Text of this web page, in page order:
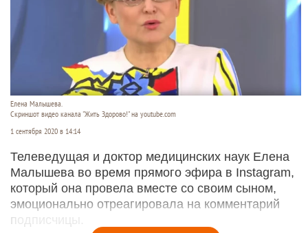
Елена Малышева.
Скриншот видео канала "Жить Здорово!" на youtube.com
1 сентября 2020 в 14:14
Телеведущая и доктор медицинских наук Елена
Малышева во время прямого эфира в Instagram,
который она провела вместе со своим сыном,
эмоционально отреагировала на комментарий
подписчицы.